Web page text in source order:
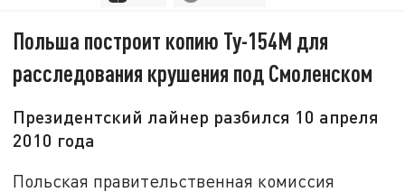
Польша построит копию Ту-154М для
расследования крушения под Смоленском
Президентский лайнер разбился 10 апреля
2010 года
Польская правительственная комиссия